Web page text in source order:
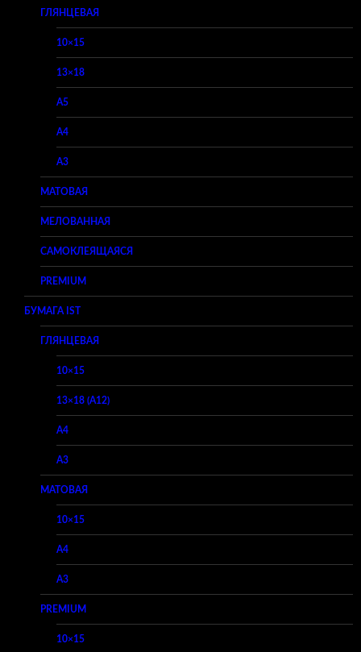
ГЛЯНЦЕВАЯ
10×15
13×18
A5
A4
A3
МАТОВАЯ
МЕЛОВАННАЯ
САМОКЛЕЯЩАЯСЯ
PREMIUM
БУМАГА IST
ГЛЯНЦЕВАЯ
10×15
13×18 (A12)
A4
A3
МАТОВАЯ
10×15
A4
A3
PREMIUM
10×15